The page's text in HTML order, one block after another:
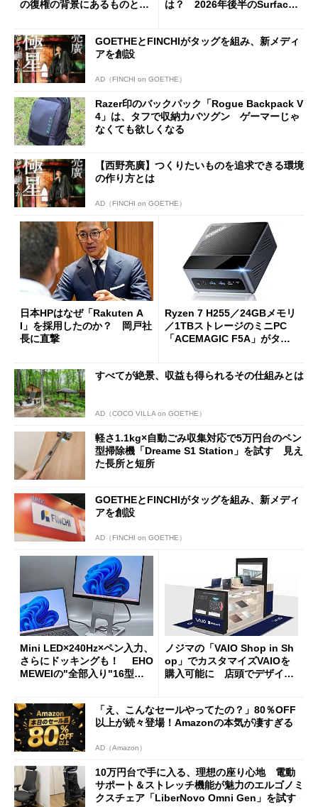
の復権の背景にあるものと
は？ 2026年後半のSurface
GOETHEとFINCHIがタッグを組み、新メディ
アを創設
AD（FINCHI on GOETHE）
Razer印のバックパック「Rogue Backpack V
4」は、タフで収納力バツグン ゲーマーじゃ
なくても欲しくなる
【西野亮廣】つくりたいものを追求できる環境
の作り方とは
AD（FINCHI on GOETHE）
日本HPはなぜ「Rakuten A
I」を採用したのか？ 岡戸社
長に直撃
Ryzen 7 H255／24GBメモリ
／1TBストレージのミニPC
「ACEMAGIC F5A」がタイ
すべてが絶景、収益も得られるその仕組みとは
AD（COCO VILLA on GOETHE）
軽さ1.1kg×自動ごみ収集対応で5万円台のペン
型掃除機「Dreame S1 Station」を試す 見え
た長所と短所
GOETHEとFINCHIがタッグを組み、新メディ
アを創設
AD（FINCHI on GOETHE）
Mini LED×240Hz×ペン入力、
さらにドッキングも！ EHO
MEWEIの"全部入り"16型モ
ノジマの「VAIO Shop in Sh
op」でカスタマイズVAIOを
購入可能に 店頭でデザイン
「え、こんなセールやってたの？」80％OFF
以上が続々登場！Amazonの本気が凄すぎる
AD（Amazon）
10万円台で手に入る、理想の座り心地 電動
サポート＆ストレッチ機能が魅力のエルゴノミ
クスチェア「LiberNovo Omni Gen」を試す